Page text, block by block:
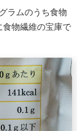
ラムのうち食物
食物繊維の宝庫で